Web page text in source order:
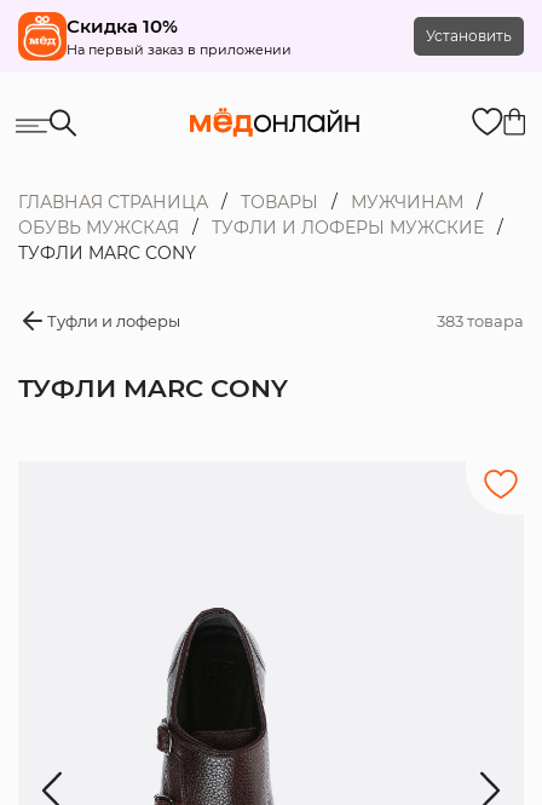
Скидка 10%
На первый заказ в приложении
Установить
ГЛАВНАЯ СТРАНИЦА ТОВАРЫ
МУЖЧИНАМ
ОБУВЬ МУЖСКАЯ
ТУФЛИ И ЛОФЕРЫ МУЖСКИЕ
ТУФЛИ MARC CONY
Туфли и лоферы 383 товара
ТУФЛИ MARC CONY